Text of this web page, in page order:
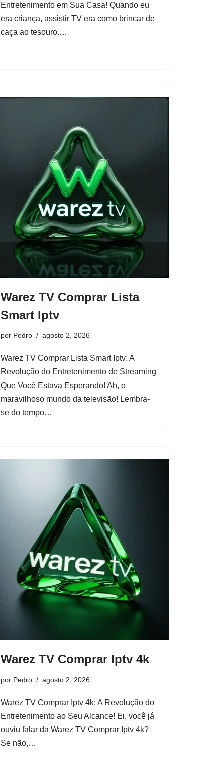
Entretenimento em Sua Casa! Quando eu
era criança, assistir TV era como brincar de
caça ao tesouro.…
Warez TV Comprar Lista
Smart Iptv
por Pedro agosto 2, 2026
Warez TV Comprar Lista Smart Iptv: A
Revolução do Entretenimento de Streaming
Que Você Estava Esperando! Ah, o
maravilhoso mundo da televisão! Lembra-
se do tempo…
Warez TV Comprar Iptv 4k
por Pedro agosto 2, 2026
Warez TV Comprar Iptv 4k: A Revolução do
Entretenimento ao Seu Alcance! Ei, você já
ouviu falar da Warez TV Comprar Iptv 4k?
Se não,…